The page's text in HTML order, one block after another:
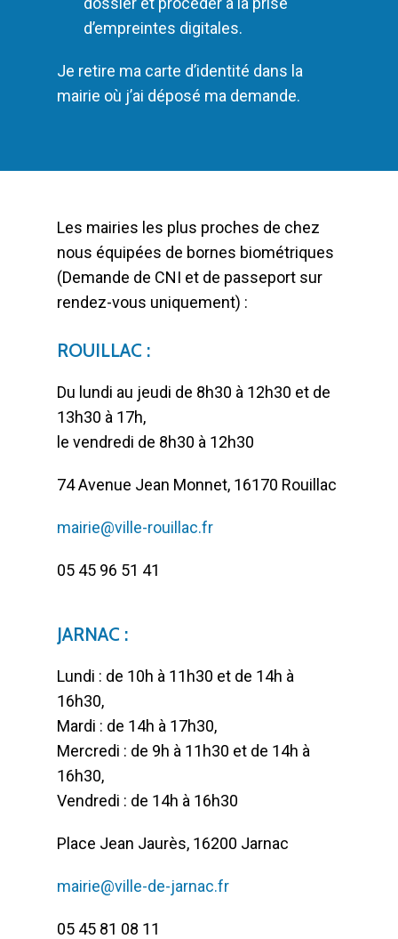
d’empreintes digitales.
Je retire ma carte d’identité dans la
mairie où j’ai déposé ma demande.
Les mairies les plus proches de chez
nous équipées de bornes biométriques
(Demande de CNI et de passeport sur
rendez-vous uniquement) :
ROUILLAC :
Du lundi au jeudi de 8h30 à 12h30 et de
13h30 à 17h,
le vendredi de 8h30 à 12h30
74 Avenue Jean Monnet, 16170 Rouillac
mairie@ville-rouillac.fr
05 45 96 51 41
JARNAC :
Lundi : de 10h à 11h30 et de 14h à
16h30,
Mardi : de 14h à 17h30,
Mercredi : de 9h à 11h30 et de 14h à
16h30,
Vendredi : de 14h à 16h30
Place Jean Jaurès, 16200 Jarnac
mairie@ville-de-jarnac.fr
05 45 81 08 11